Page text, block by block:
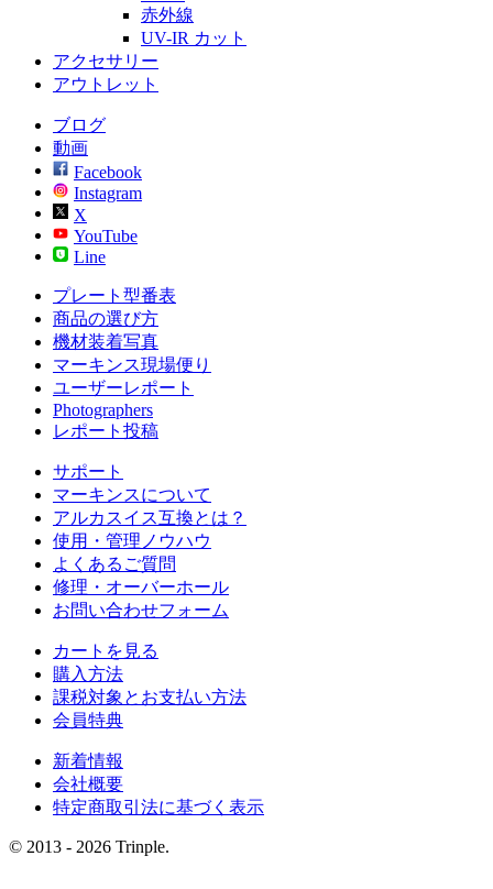
赤外線
UV-IR カット
アクセサリー
アウトレット
ブログ
動画
Facebook
Instagram
X
YouTube
Line
プレート型番表
商品の選び方
機材装着写真
マーキンス現場便り
ユーザーレポート
Photographers
レポート投稿
サポート
マーキンスについて
アルカスイス互換とは？
使用・管理ノウハウ
よくあるご質問
修理・オーバーホール
お問い合わせフォーム
カートを見る
購入方法
課税対象とお支払い方法
会員特典
新着情報
会社概要
特定商取引法に基づく表示
© 2013 - 2026 Trinple.